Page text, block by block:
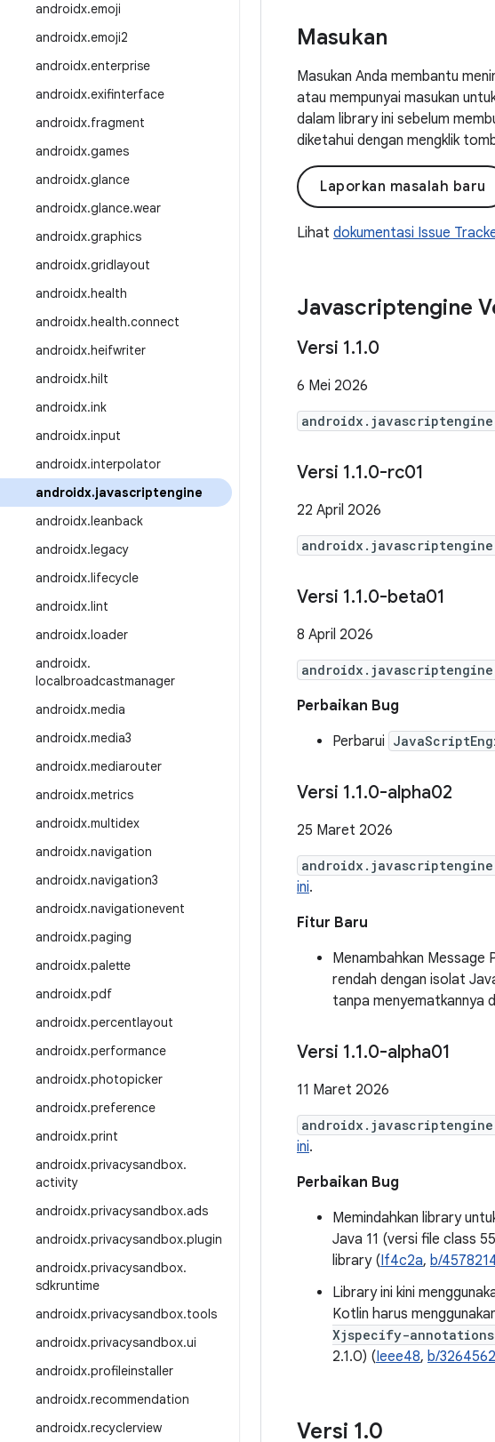
androidx.emoji
androidx.emoji2
androidx.enterprise
androidx.exifinterface
androidx.fragment
androidx.games
androidx.glance
androidx.glance.wear
androidx.graphics
androidx.gridlayout
androidx.health
androidx.health.connect
androidx.heifwriter
androidx.hilt
androidx.ink
androidx.input
androidx.interpolator
androidx.javascriptengine
androidx.leanback
androidx.legacy
androidx.lifecycle
androidx.lint
androidx.loader
androidx.
localbroadcastmanager
androidx.media
androidx.media3
androidx.mediarouter
androidx.metrics
androidx.multidex
androidx.navigation
androidx.navigation3
androidx.navigationevent
androidx.paging
androidx.palette
androidx.pdf
androidx.percentlayout
androidx.performance
androidx.photopicker
androidx.preference
androidx.print
androidx.privacysandbox.
activity
androidx.privacysandbox.ads
androidx.privacysandbox.plugin
androidx.privacysandbox.
sdkruntime
androidx.privacysandbox.tools
androidx.privacysandbox.ui
androidx.profileinstaller
androidx.recommendation
androidx.recyclerview
Masukan
Masukan Anda membantu
atau mempunyai masukan
dalam library ini sebelum
diketahui dengan mengklik
Laporkan masalah baru
Lihat dokumentasi Issue
Javascriptengine
Versi 1.1.0
6 Mei 2026
Versi 1.1.0-rc01
22 April 2026
Versi 1.1.0-beta01
8 April 2026
Perbaikan Bug
Perbarui
Versi 1.1.0-alpha02
25 Maret 2026
ini.
Fitur Baru
Menambahkan Message
rendah dengan isolat
tanpa menyematkannya
Versi 1.1.0-alpha01
11 Maret 2026
ini.
Perbaikan Bug
Memindahkan library
Java 11 (versi file class
library (If4c2a, b/
Library ini kini
Kotlin harus
Xjspecify-
2.1.0) (Ieee48, b/
Versi 1.0